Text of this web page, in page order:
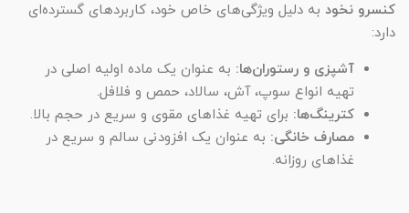
کنسرو نخود به دلیل ویژگی‌های خاص خود، کاربردهای گسترده‌ای
دارد:
آشپزی و رستوران‌ها: به عنوان یک ماده اولیه اصلی در
تهیه انواع سوپ، آش، سالاد، حمص و فلافل.
کترینگ‌ها: برای تهیه غذاهای مقوی و سریع در حجم بالا.
مصارف خانگی: به عنوان یک افزودنی سالم و سریع در
غذاهای روزانه.